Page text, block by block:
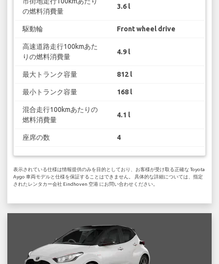
の燃料消費量
3.6 l
駆動輪 Front wheel drive
高速道路走行100kmあた
りの燃料消費量
4.9 l
最大トランク容量 812 l
最小トランク容量 168 l
混合走行100kmあたりの
燃料消費量
4.1 l
座席の数 4
表示されている仕様は情報提供のみを目的としており、お客様が受け取る正確な Toyota
Aygo 車両モデルと仕様を保証することはできません。 具体的な詳細については、指定
されたレンタカー会社 Eindhoven 空港 にお問い合わせください。